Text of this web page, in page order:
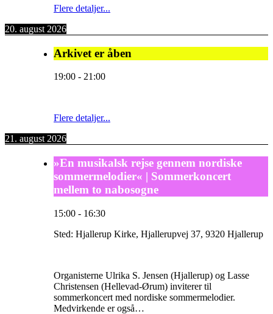
Flere detaljer...
20. august 2026
Arkivet er åben
19:00 - 21:00
Flere detaljer...
21. august 2026
»En musikalsk rejse gennem nordiske
sommermelodier« | Sommerkoncert
mellem to nabosogne
15:00 - 16:30
Sted: Hjallerup Kirke, Hjallerupvej 37, 9320 Hjallerup
Organisterne Ulrika S. Jensen (Hjallerup) og Lasse
Christensen (Hellevad-Ørum) inviterer til
sommerkoncert med nordiske sommermelodier.
Medvirkende er også…